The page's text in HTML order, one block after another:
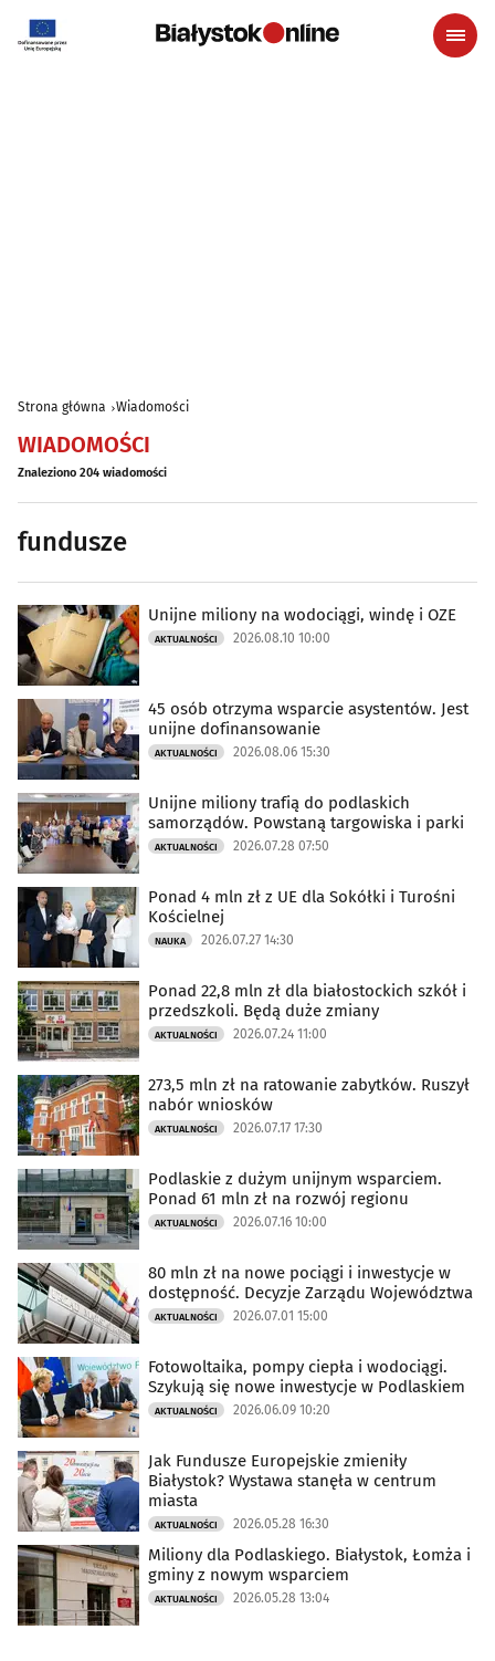
Strona główna Wiadomości
WIADOMOŚCI
Znaleziono 204 wiadomości
fundusze
Unijne miliony na wodociągi, windę i OZE
AKTUALNOŚCI 2026.08.10 10:00
45 osób otrzyma wsparcie asystentów. Jest
unijne dofinansowanie
AKTUALNOŚCI 2026.08.06 15:30
Unijne miliony trafią do podlaskich
samorządów. Powstaną targowiska i parki
AKTUALNOŚCI 2026.07.28 07:50
Ponad 4 mln zł z UE dla Sokółki i Turośni
Kościelnej
NAUKA 2026.07.27 14:30
Ponad 22,8 mln zł dla białostockich szkół i
przedszkoli. Będą duże zmiany
AKTUALNOŚCI 2026.07.24 11:00
273,5 mln zł na ratowanie zabytków. Ruszył
nabór wniosków
AKTUALNOŚCI 2026.07.17 17:30
Podlaskie z dużym unijnym wsparciem.
Ponad 61 mln zł na rozwój regionu
AKTUALNOŚCI 2026.07.16 10:00
80 mln zł na nowe pociągi i inwestycje w
dostępność. Decyzje Zarządu Województwa
AKTUALNOŚCI 2026.07.01 15:00
Fotowoltaika, pompy ciepła i wodociągi.
Szykują się nowe inwestycje w Podlaskiem
AKTUALNOŚCI 2026.06.09 10:20
Jak Fundusze Europejskie zmieniły
Białystok? Wystawa stanęła w centrum
miasta
AKTUALNOŚCI 2026.05.28 16:30
Miliony dla Podlaskiego. Białystok, Łomża i
gminy z nowym wsparciem
AKTUALNOŚCI 2026.05.28 13:04